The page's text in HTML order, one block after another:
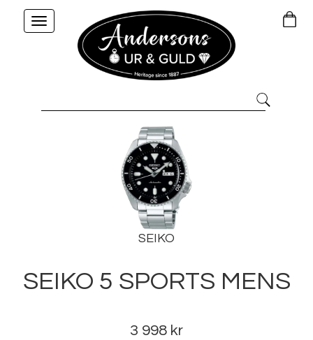
Toggle
navigation
SEIKO
SEIKO 5 SPORTS MENS
3 998 kr